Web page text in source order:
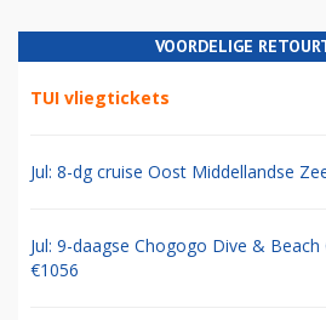
VOORDELIGE
TUI vliegtickets
Jul: 8-dg cruise Oost Middellandse
Jul: 9-daagse Chogogo Dive & Beach
€1056